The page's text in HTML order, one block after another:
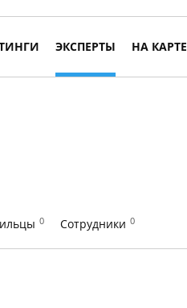
ЭКСПЕРТЫ НА КАРТЕ
0 Сотрудники 0